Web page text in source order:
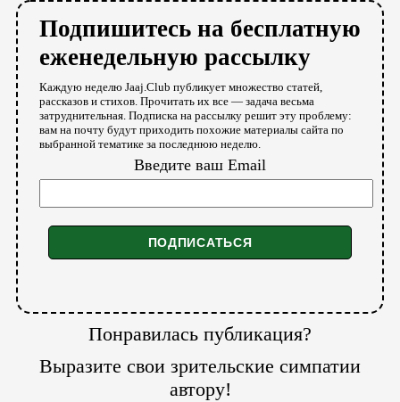
Подпишитесь на бесплатную
еженедельную рассылку
Каждую неделю Jaaj.Club публикует множество статей,
рассказов и стихов. Прочитать их все — задача весьма
затруднительная. Подписка на рассылку решит эту проблему:
вам на почту будут приходить похожие материалы сайта по
выбранной тематике за последнюю неделю.
Введите ваш Email
Понравилась публикация?
Выразите свои зрительские симпатии
автору!